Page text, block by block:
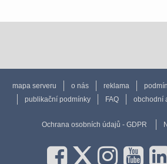
mapa serveru o nás reklama
publikační podmínky
FAQ obchodní
Ochrana osobních údajů - GDPR